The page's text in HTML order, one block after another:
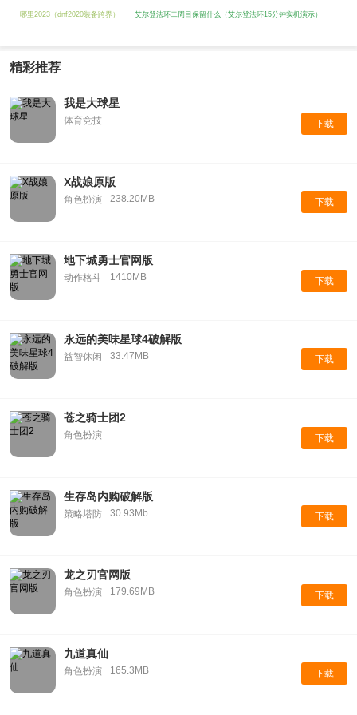
哪里2023（dnf2020装备跨界） 艾尔登法环二周目保留什么（艾尔登法环15分钟实机演示）
精彩推荐
我是大球星
体育竞技 下载
X战娘原版
角色扮演 238.20MB 下载
地下城勇士官网版
动作格斗 1410MB 下载
永远的美味星球4破解版
益智休闲 33.47MB 下载
苍之骑士团2
角色扮演 下载
生存岛内购破解版
策略塔防 30.93Mb 下载
龙之刃官网版
角色扮演 179.69MB 下载
九道真仙
角色扮演 165.3MB 下载